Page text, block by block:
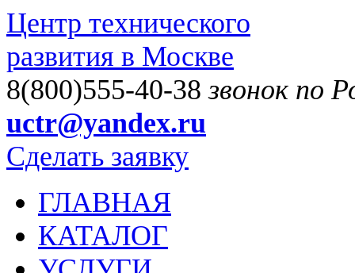
Центр технического
развития в Москве
8(800)555-40-38звонок по
uctr@yandex.ru
Сделать заявку
ГЛАВНАЯ
КАТАЛОГ